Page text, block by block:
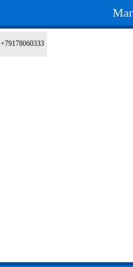
+79178060333